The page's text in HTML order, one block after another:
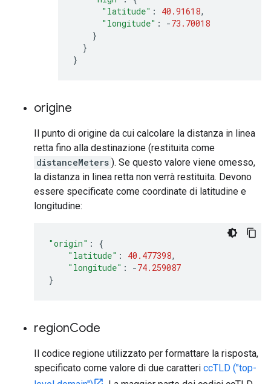
"latitude" : 40.91618,
"longitude" : -73.70018
}
}
}
origine
Il punto di origine da cui calcolare la distanza in linea
retta fino alla destinazione (restituita come
distanceMeters ). Se questo valore viene omesso,
la distanza in linea retta non verrà restituita. Devono
essere specificate come coordinate di latitudine e
longitudine:
"origin" :
{
"latitude" : 40.477398,
"longitude" : -74.259087
}
regionCode
Il codice regione utilizzato per formattare la risposta,
specificato come valore di due caratteri ccTLD ("top-